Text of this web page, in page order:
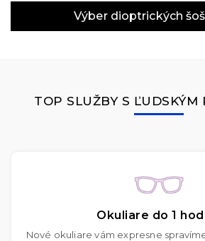
Výber dioptrických
TOP SLUŽBY S ĽUDSKÝM
Okuliare do 1
Nové okuliare vám expresne